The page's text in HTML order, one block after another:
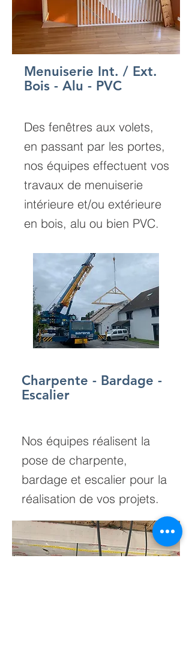
Menuiserie Int. / Ext.
Bois - Alu - PVC
Des fenêtres aux volets,
en passant par les portes,
nos équipes effectuent vos
travaux de menuiserie
intérieure et/ou extérieure
en bois, alu ou bien PVC.
Charpente - Bardage -
Escalier
Nos équipes réalisent la
pose de charpente,
bardage et escalier pour la
réalisation de vos projets.